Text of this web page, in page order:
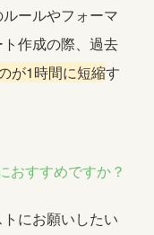
ールやフォーマ
作成の際、過去
が1時間に短縮す
おすすめですか？
にお願いしたい